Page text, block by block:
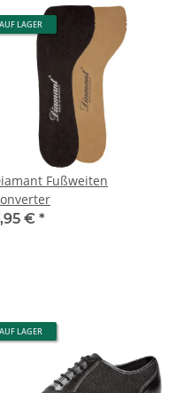
AUF LAGER
Fußweiten
€ *
AUF LAGER